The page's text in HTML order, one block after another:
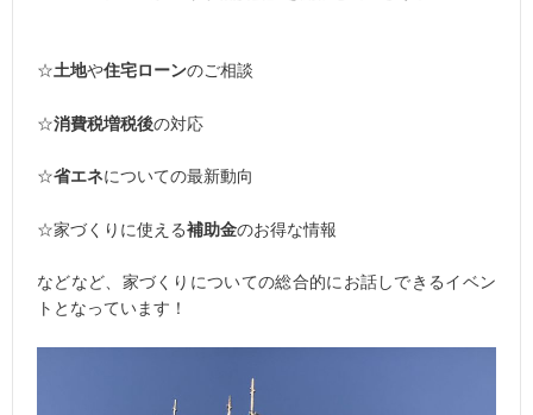
☆土地や住宅ローンのご相談
☆消費税増税後の対応
☆省エネについての最新動向
☆家づくりに使える補助金のお得な情報
などなど、家づくりについての総合的にお話しできるイベン
トとなっています！